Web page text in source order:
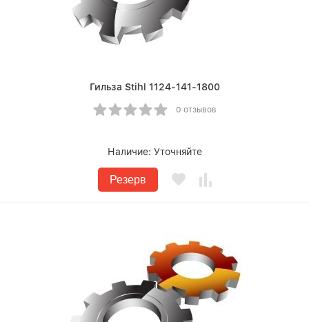
Гильза Stihl 1124-141-1800
0 отзывов
Наличие: Уточняйте
Резерв